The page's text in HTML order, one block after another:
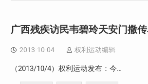
广西残疾访民韦碧玲天安门撒
2013-10-04 权利运动编辑
（2013/10/4）权利运动发布：今…